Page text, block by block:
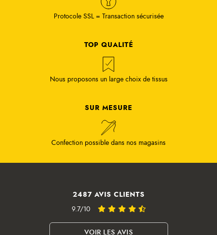
Protocole SSL = Transaction sécurisée
TOP QUALITÉ
Nous proposons un large choix de tissus
SUR MESURE
Confection possible dans nos magasins
2487 AVIS CLIENTS
9.7/10
VOIR LES AVIS